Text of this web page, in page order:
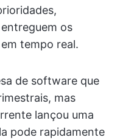
os
tempo real.
de software que
mas
lançou uma
pode rapidamente